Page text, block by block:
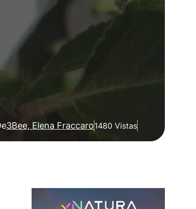
3Bee, Elena Fraccaro1480 Vistas